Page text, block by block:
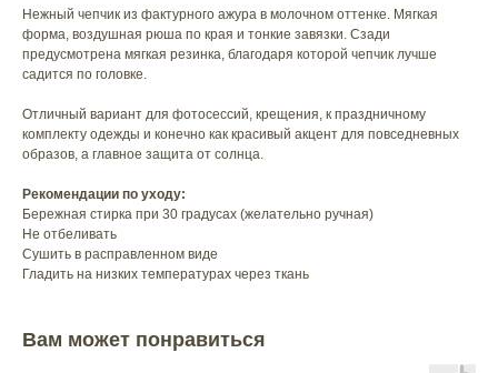
Нежный чепчик из фактурного ажура в молочном оттенке. Мягкая
форма, воздушная рюша по края и тонкие завязки. Сзади
предусмотрена мягкая резинка, благодаря которой чепчик лучше
садится по головке.
Отличный вариант для фотосессий, крещения, к праздничному
комплекту одежды и конечно как красивый акцент для повседневных
образов, а главное защита от солнца.
Рекомендации по уходу:
Бережная стирка при 30 градусах (желательно ручная)
Не отбеливать
Сушить в расправленном виде
Гладить на низких температурах через ткань
Вам может понравиться